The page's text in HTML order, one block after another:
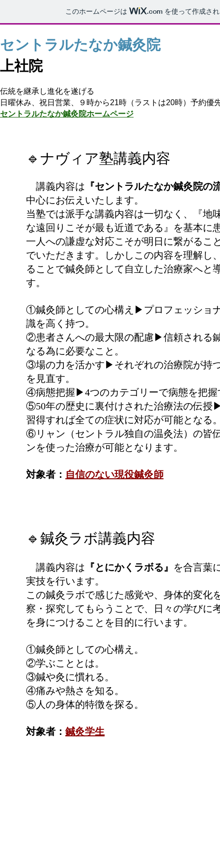
このホームページは .com を使って作成さ
セントラルたなか鍼灸院
​上社院
伝統を継承し進化を遂げる
日曜休み、祝日営業、９時から21時（ラストは20時）予約優
セントラルたなか鍼灸院ホームページ
🔹ナヴィア塾講義内容
講義内容は 『セントラルたなか鍼灸院の
中心にお伝えいたします。
当塾では派手な講義内容は一切なく、『地
な遠回りこそが最も近道である』を基本に
一人への謙虚な対応こそが明日に繋がるこ
でいただきます。しかしこの内容を理解し
ることで鍼灸師として自立した治療家へと
す。
①鍼灸師としての心構え▶︎プロフェッショ
識を高く持つ。
②患者さんへの最大限の配慮▶︎信頼される
なる為に必要なこと。
③場の力を活かす▶︎それぞれの治療院が持
を見直す。
④病態把握▶︎4つのカテゴリーで病態を把握
⑤50年の歴史に裏付けされた治療法の伝授
習得すれば全ての症状に対応が可能となる
⑥リャン（セントラル独自の温灸法）の皆
ンを使った治療が可能となります。
対象者： 自信のない現役鍼灸師
🔹鍼灸ラボ講義内容
講義内容は 『とにかくラボる』 を合言葉
実技を行います。
この鍼灸ラボで感じた感覚や、身体的変化
察・探究してもらうことで、日々の学びに
を身につけることを目的に行います。
①鍼灸師としての心構え。
②学ぶこととは。
③鍼や灸に慣れる。
④痛みや熱さを知る。
⑤人の身体的特徴を探る。
対象者： 鍼灸学生